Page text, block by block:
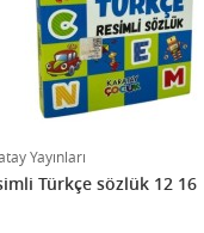
Yayınları
Türkçe sözlük 12 16